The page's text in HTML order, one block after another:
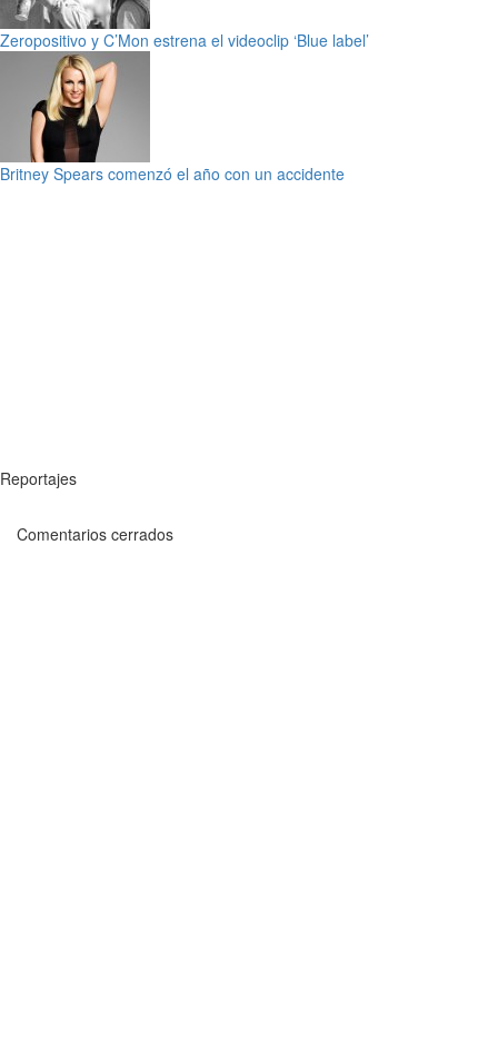
Zeropositivo y C’Mon estrena el videoclip ‘Blue label’
Britney Spears comenzó el año con un accidente
Reportajes
Comentarios cerrados